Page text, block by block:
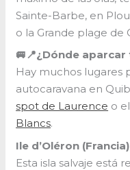
Sainte-Barbe, en
o la Grande plage de
🚐📍¿Dónde
Hay muchos lugares
autocaravana en
spot de Laurence o el
Blancs.
Ile d’Oléron (Francia)
Esta isla salvaje está